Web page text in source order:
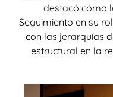
destacó cómo
Seguimiento en su
con las jerarquías
estructural en la